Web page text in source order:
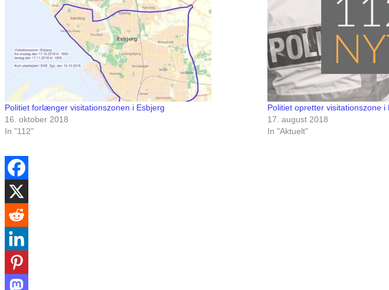
Politiet forlænger visitationszonen i Esbjerg
16. oktober 2018
In "112"
Politiet opretter visitationszone i
17. august 2018
In "Aktuelt"